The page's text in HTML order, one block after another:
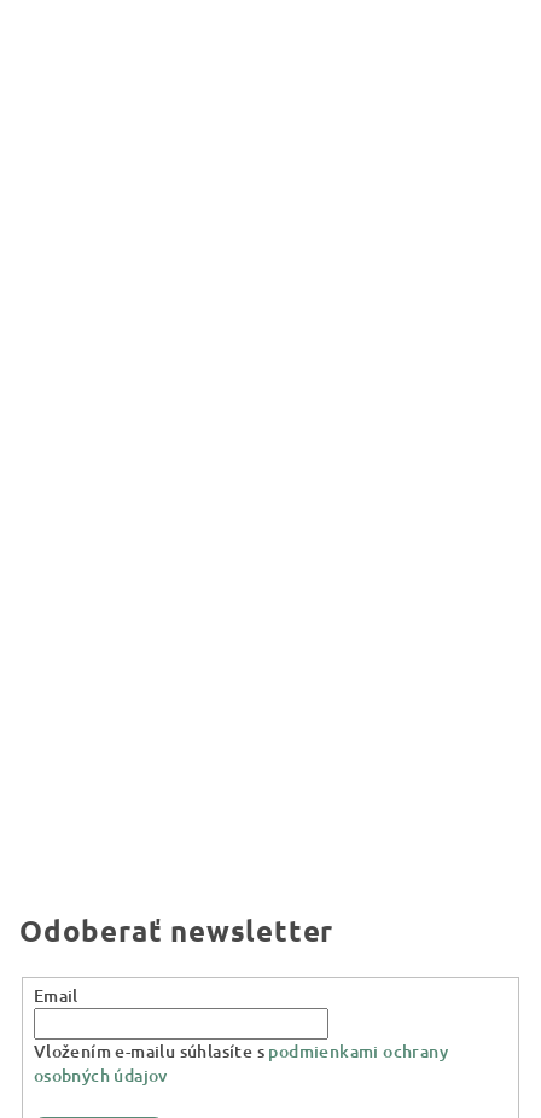
Odoberať newsletter
Email
Vložením e-mailu súhlasíte s podmienkami ochrany
osobných údajov